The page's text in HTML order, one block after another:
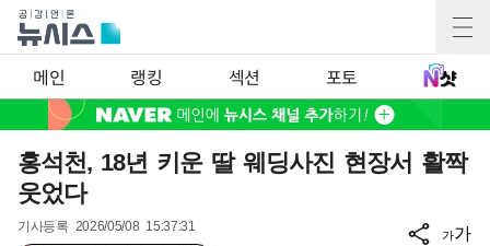
메인 랭킹 섹션 포토
홍석천, 18년 키운 딸 웨딩사진 현장서 활짝
웃었다
기사등록 2026/05/08 15:37:31
가가